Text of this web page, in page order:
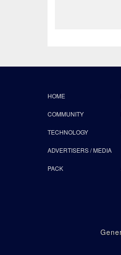
HOME
COMMUNITY
TECHNOLOGY
ADVERTISERS / MEDIA
PACK